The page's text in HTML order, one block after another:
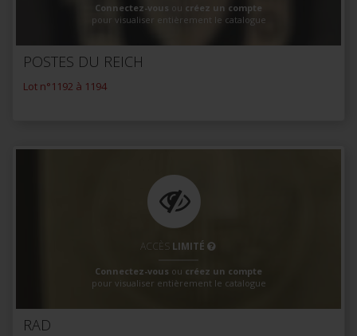
Connectez-vous ou créez un compte
pour visualiser entièrement le catalogue
POSTES DU REICH
Lot n°1192 à 1194
ACCÈS LIMITÉ
Connectez-vous ou créez un compte
pour visualiser entièrement le catalogue
RAD